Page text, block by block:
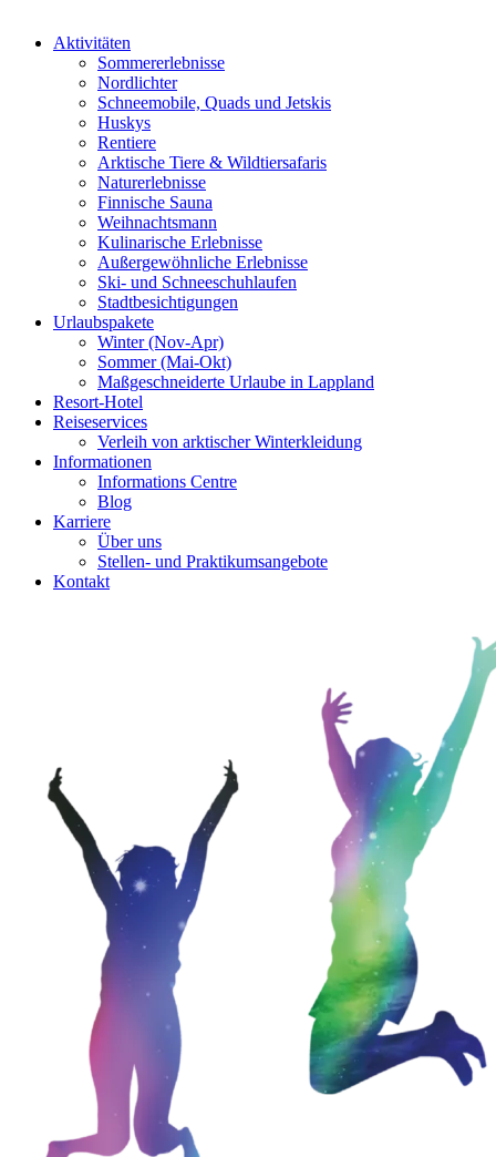
Aktivitäten
Sommererlebnisse
Nordlichter
Schneemobile, Quads und Jetskis
Huskys
Rentiere
Arktische Tiere & Wildtiersafaris
Naturerlebnisse
Finnische Sauna
Weihnachtsmann
Kulinarische Erlebnisse
Au­ßer­gewöhnliche Erlebnisse
Ski- und Schneeschuhlaufen
Stadtbesichtigungen
Urlaubspakete
Winter (Nov-Apr)
Sommer (Mai-Okt)
Maßgeschneiderte Urlaube in Lappland
Resort-Hotel
Reiseservices
Verleih von arktischer Winterkleidung
Informationen
Informations Centre
Blog
Karriere
Über uns
Stellen- und Praktikumsangebote
Kontakt